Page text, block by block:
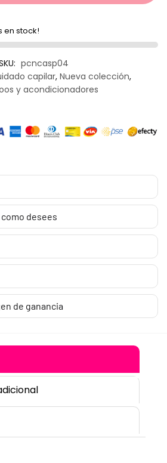
en stock!
pcncasp04
capilar, Nueva colección,
y acondicionadores
desees
de ganancia